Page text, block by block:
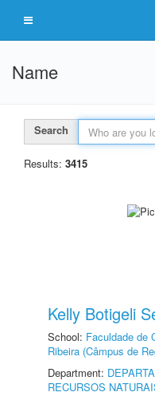
Name
Search
Results: 3415
Kelly Botigeli
School: Faculdade de
Ribeira (Câmpus de
Department:
RECURSOS